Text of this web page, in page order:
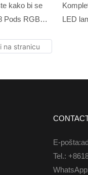
u
će u
kako bi se
Pods RGBW
glazbenim
LED
strane
E-
Tel.: